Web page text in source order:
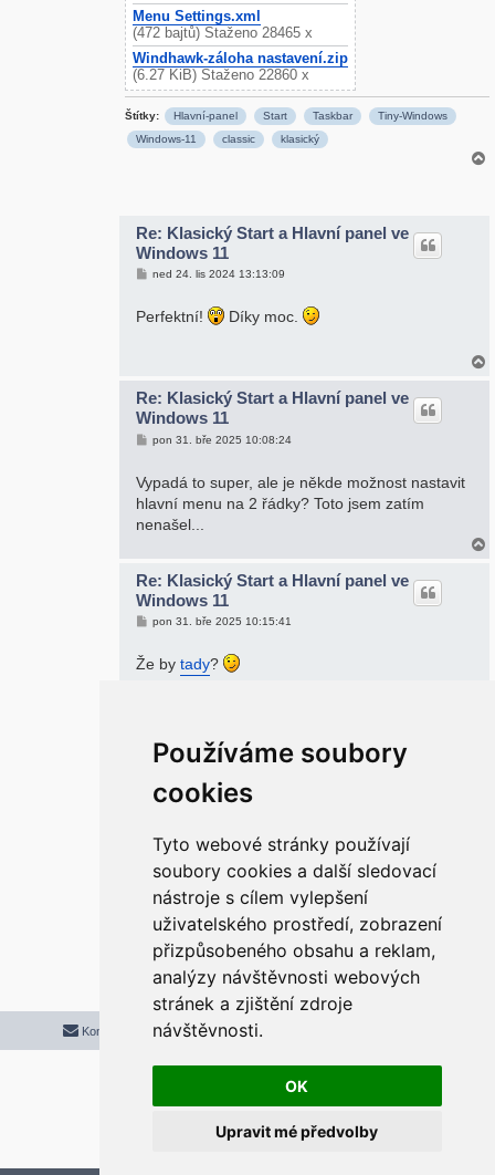
Používáme soubory
cookies
Tyto webové stránky používají
soubory cookies a další sledovací
nástroje s cílem vylepšení
uživatelského prostředí, zobrazení
přizpůsobeného obsahu a reklam,
analýzy návštěvnosti webových
stránek a zjištění zdroje
návštěvnosti.
OK
Upravit mé předvolby
Menu Settings.xml
(472 bajtů) Staženo 28465 x
Windhawk-záloha nastavení.zip
(6.27 KiB) Staženo 22860 x
Štítky: Hlavní-panel Start Taskbar
Tiny-Windows
Windows-11
classic klasický
Re: Klasický Start a Hlavní panel ve
Windows 11
P
s
p
ned 24. lis 2024 13:13:09
Perfektní! Díky moc.
Re: Klasický Start a Hlavní panel ve
Windows 11
P
s
p
ě
e
pon 31. bře 2025 10:08:24
Vypadá to super, ale je někde možnost nastavit
hlavní menu na 2 řádky? Toto jsem zatím
nenašel...
Re: Klasický Start a Hlavní panel ve
Windows 11
P
s
p
pon 31. bře 2025 10:15:41
Že by tady?
Re: Klasický Start a Hlavní panel ve
Windows 11
p
e
k
pon 31. bře 2025 11:21:45
Odpovědět
5 příspěvků • Stránka
Smazat cookies
Kontaktujte mě/nás
2020 © ASTRA - CZ s.r.o.
® Forum Software © phpBB Limited
Optimized by:phpBB SEO